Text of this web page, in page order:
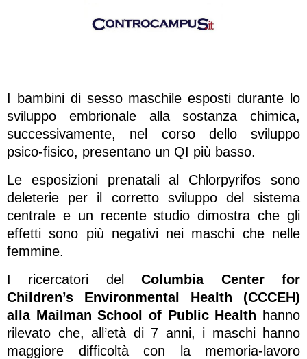
I bambini di sesso maschile esposti durante lo
sviluppo embrionale alla sostanza chimica,
successivamente, nel corso dello sviluppo
psico-fisico, presentano un QI più basso.
Le esposizioni prenatali al Chlorpyrifos sono
deleterie per il corretto sviluppo del sistema
centrale e un recente studio dimostra che gli
effetti sono più negativi nei maschi che nelle
femmine.
I ricercatori delColumbia Center for
Children’s Environmental Health (CCCEH)
alla Mailman School of Public Health hanno
rilevato che, all’età di 7 anni, i maschi hanno
maggiore difficoltà con la memoria-lavoro